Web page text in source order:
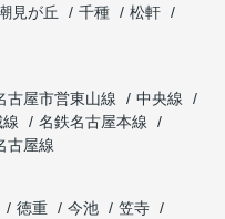
見が丘 千種
松軒
古屋市営東山線
中央線
名鉄名古屋本線
古屋線
徳重 今池
笠寺